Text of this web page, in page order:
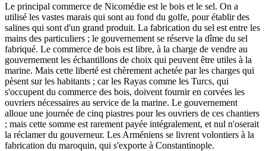
Le principal commerce de Nicomédie est le bois et le sel. On a
utilisé les vastes marais qui sont au fond du golfe, pour établir des
salines qui sont d'un grand produit. La fabrication du sel est entre les
mains des particuliers ; le gouvernement se réserve la dîme du sel
fabriqué. Le commerce de bois est libre, à la charge de vendre au
gouvernement les échantillons de choix qui peuvent être utiles à la
marine. Mais cette liberté est chèrement achetée par les charges qui
pèsent sur les habitants ; car les Rayas comme les Turcs, qui
s'occupent du commerce des bois, doivent fournir en corvées les
ouvriers nécessaires au service de la marine. Le gouvernement
alloue une journée de cinq piastres pour les ouvriers de ces chantiers
; mais cette somme est rarement payée intégralement, et nul n'oserait
la réclamer du gouverneur. Les Arméniens se livrent volontiers à la
fabrication du maroquin, qui s'exporte à Constantinople.